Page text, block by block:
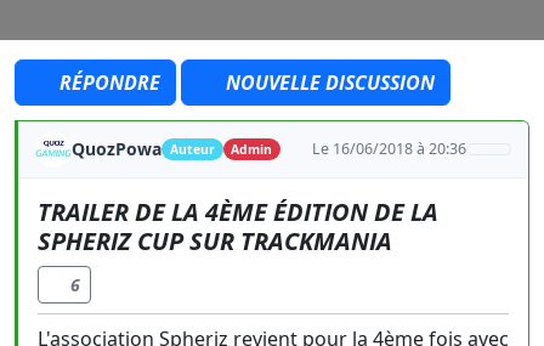
RÉPONDRE NOUVELLE DISCUSSION
QuozPowa Auteur Admin Le 16/06/2018 à 20:36
TRAILER DE LA 4ÈME ÉDITION DE LA
SPHERIZ CUP SUR TRACKMANIA
6
L'association Spheriz revient pour la 4ème fois avec